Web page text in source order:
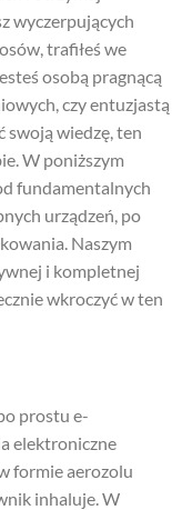
wyczerpujących
trafiłeś we
osobą pragnącą
czy entuzjastą
swoją wiedzę, ten
W poniższym
fundamentalnych
urządzeń, po
Naszym
i kompletnej
wkroczyć w ten
prostu e-
elektroniczne
formie aerozolu
inhaluje. W